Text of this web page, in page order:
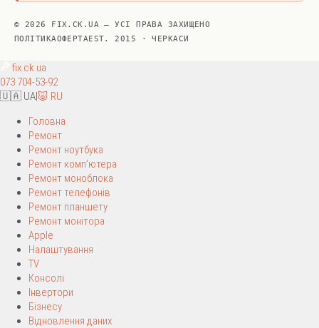
© 2026 FIX.CK.UA — УСІ ПРАВА ЗАХИЩЕНО
ПОЛІТИКАОФЕРТАEST. 2015 · ЧЕРКАСИ
fix.ck.ua
073 704-53-92
🇺🇦 UA|🐷 RU
Головна
Ремонт
Ремонт ноутбука
Ремонт комп’ютера
Ремонт моноблока
Ремонт телефонів
Ремонт планшету
Ремонт монітора
Apple
Налаштування
TV
Консолі
Інвертори
Бізнесу
Відновлення даних